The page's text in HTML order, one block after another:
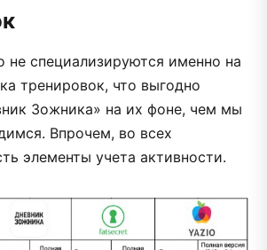
не специализируются именно на
тренировок, что выгодно
Зожника» на их фоне, чем мы
Впрочем, во всех
элементы учета активности.